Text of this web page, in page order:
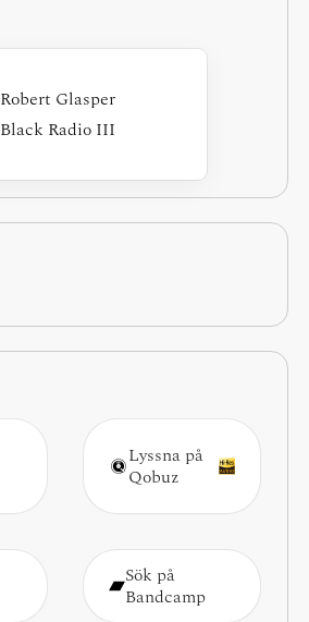
Robert Glasper
Black Radio III
Lyssna på
Qobuz
Sök på
Bandcamp